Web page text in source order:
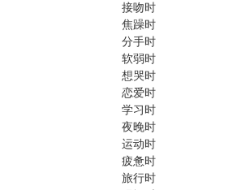
接吻时
焦躁时
分手时
软弱时
想哭时
恋爱时
学习时
夜晚时
运动时
疲惫时
旅行时